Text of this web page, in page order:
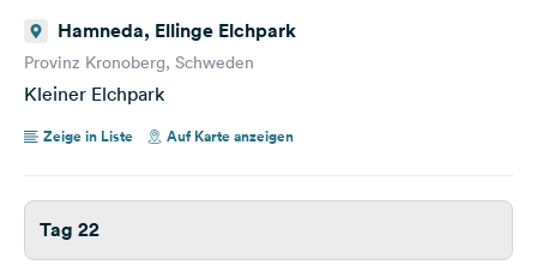
Hamneda, Ellinge Elchpark
Provinz Kronoberg, Schweden
Kleiner Elchpark
Zeige in Liste Auf Karte anzeigen
Tag 22